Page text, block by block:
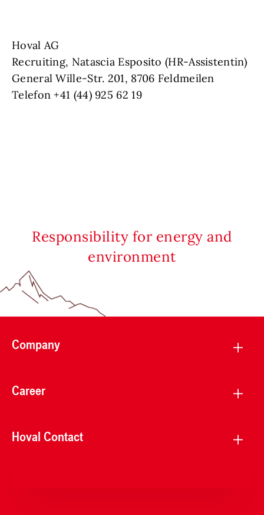
Hoval AG
Recruiting, Natascia Esposito (HR-Assistentin)
General Wille-Str. 201, 8706 Feldmeilen
Telefon +41 (44) 925 62 19
Responsibility for energy and
environment
Company
Career
Hoval Contact